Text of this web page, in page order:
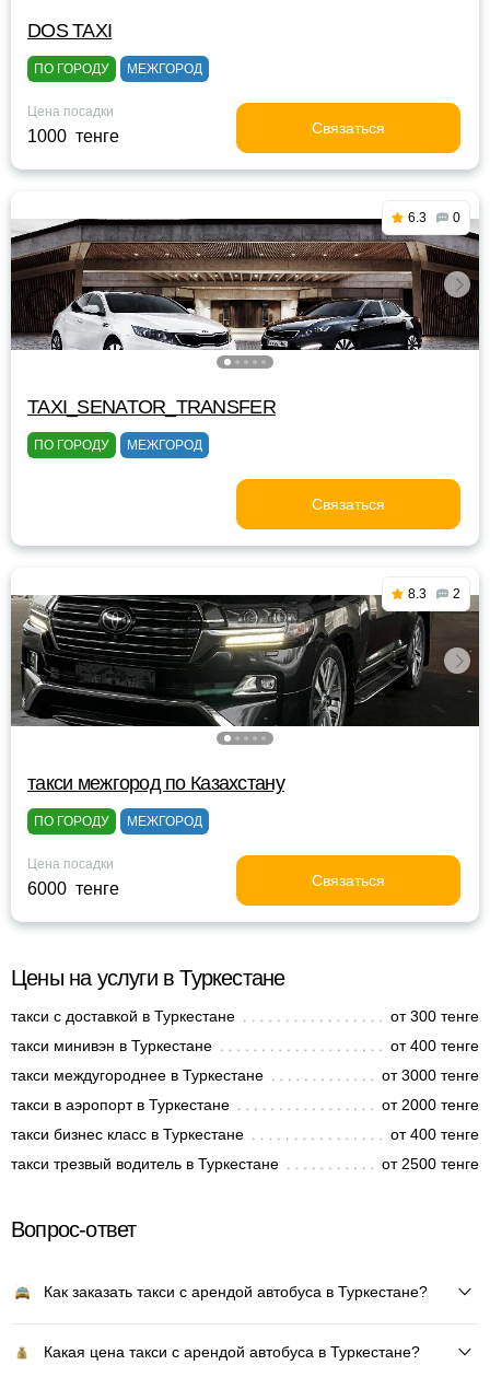
DOS TAXI
ПО ГОРОДУ МЕЖГОРОД
Цена посадки
1000 тенге Связаться
6.3 0
TAXI_SENATOR_TRANSFER
ПО ГОРОДУ МЕЖГОРОД
Связаться
8.3 2
такси межгород по Казахстану
ПО ГОРОДУ МЕЖГОРОД
Цена посадки
6000 тенге Связаться
Цены на услуги в Туркестане
такси с доставкой в Туркестане
от 300 тенге
такси минивэн в Туркестане
от 400 тенге
такси междугороднее в Туркестане
от 3000 тенге
такси в аэропорт в Туркестане
от 2000 тенге
такси бизнес класс в Туркестане
от 400 тенге
такси трезвый водитель в Туркестане
от 2500 тенге
Вопрос-ответ
Как заказать такси с арендой автобуса в Туркестане?
Какая цена такси с арендой автобуса в Туркестане?